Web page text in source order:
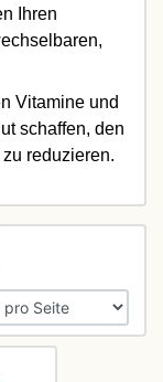
Ihren
Vitamine und
schaffen, den
reduzieren.